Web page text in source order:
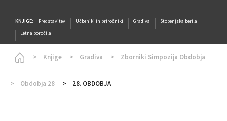
KNJIGE: Predstavitev Učbeniki in priročniki Gradiva
Stopenjska berila
Letna poročila
Homepage
Knjige Gradiva Zborniki Simpozija Obdobja
Obdobja 28 28. OBDOBJA